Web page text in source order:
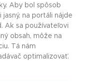
Aby bol spôsob
na portáli nájde
Ak sa používateľovi
obsah, môže na
Tá nám
optimalizovať.